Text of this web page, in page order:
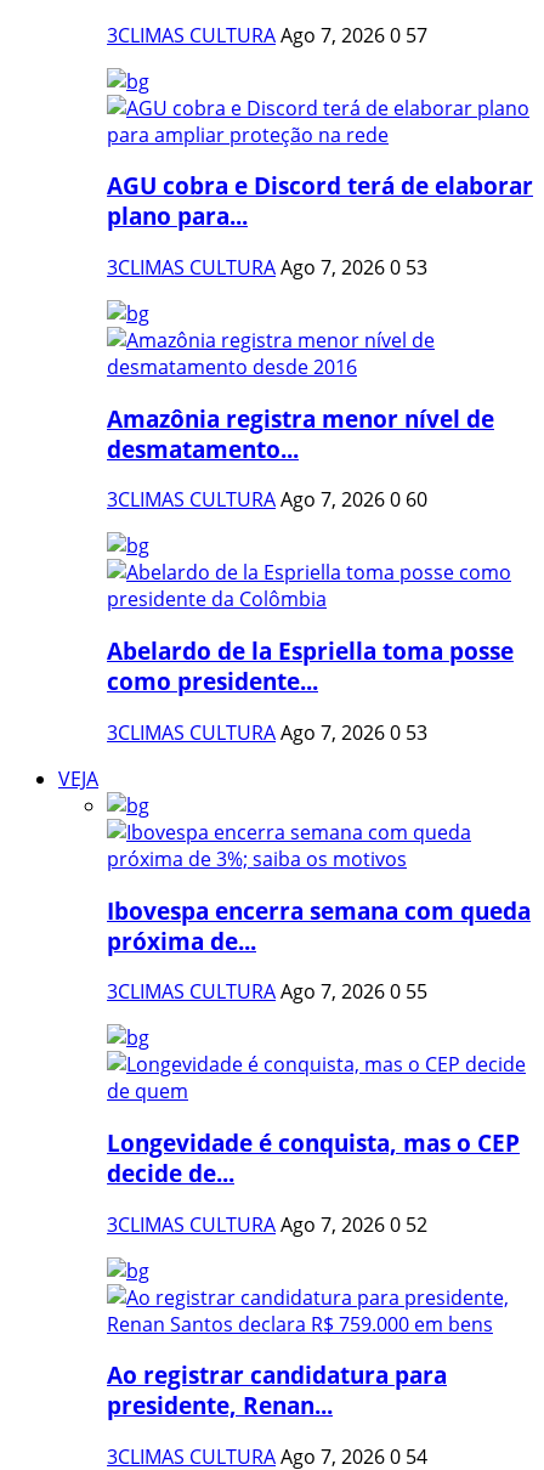
3CLIMAS CULTURAAgo 7, 20260 57
AGU cobra e Discord terá de elaborar
plano para...
3CLIMAS CULTURAAgo 7, 20260 53
Amazônia registra menor nível de
desmatamento...
3CLIMAS CULTURAAgo 7, 20260 60
Abelardo de la Espriella toma posse
como presidente...
3CLIMAS CULTURAAgo 7, 20260 53
VEJA
Ibovespa encerra semana com queda
próxima de...
3CLIMAS CULTURAAgo 7, 20260 55
Longevidade é conquista, mas o CEP
decide de...
3CLIMAS CULTURAAgo 7, 20260 52
Ao registrar candidatura para
presidente, Renan...
3CLIMAS CULTURAAgo 7, 20260 54